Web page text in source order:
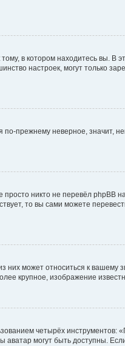
в котором находитесь вы. В
настроек, могут только
прежнему неверное, значит,
никто не перевёл
то вы сами можете
может относиться к вашему
крупное, изображение
четырёх инструментов:
аватар могут быть доступны.